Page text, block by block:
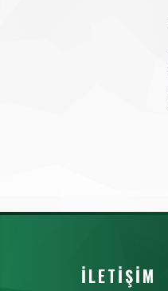
İLETIŞIM